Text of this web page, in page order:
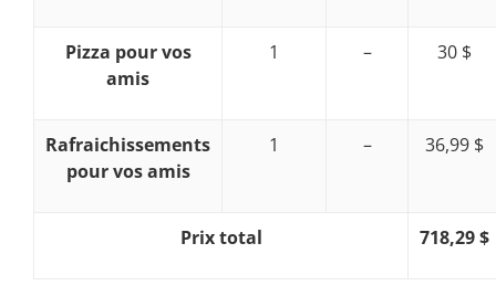
Pizza pour vos
amis
1 – 30 $
Rafraichissements
pour vos amis
1 – 36,99 $
Prix total 718,29 $